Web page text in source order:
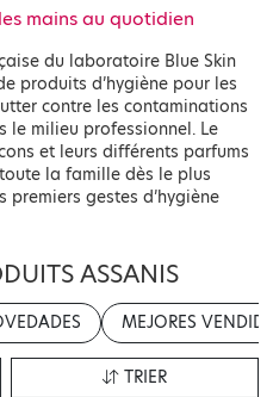
mains au quotidien
du laboratoire Blue Skin
produits d’hygiène pour les
contre les contaminations
le milieu professionnel. Le
et leurs différents parfums
la famille dès le plus
premiers gestes d’hygiène
ASSANIS
MEJORES
TRIER